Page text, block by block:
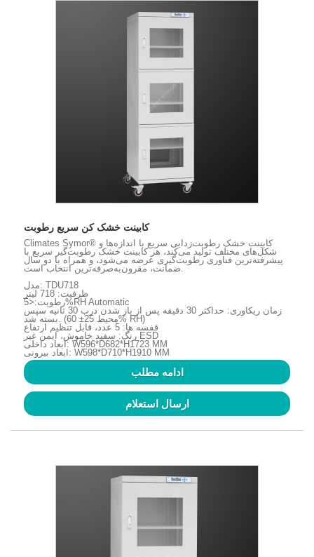
کابینت خشک کن سریع رطوبت
Climates Symor® کابینت خشک رطوبت‌زدایی سریع با اندازه‌ها و
شکل‌های مختلف تولید می‌کند، هر کابینت خشک رطوبت‌گیر سریع با
پیشرفته‌ترین فناوری رطوبت‌گیری عرضه می‌شود، و همراه با دو سال
مدل: TDU718
ظرفیت: 718 لیتر
رطوبت:<5%RH Automatic
زمان ریکاوری: حداکثر 30 دقیقه پس از باز شدن درب 30 ثانیه سپس
بسته شد. (محیط 25± 60% RH)
قفسه ها: 5 عدد، قابل تنظیم ارتفاع
رنگ: سفید خاموش، ایمن غیر ESD
ابعاد داخلی: W596*D682*H1723 MM
ابعاد بیرونی: W598*D710*H1910 MM
ادامه مطلب
ارسال استعلام